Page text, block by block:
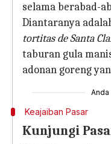
selama berabad-
Diantaranya
tortitas de Santa
taburan gula
adonan goreng
Anda
Keajaiban Pasar
Kunjungi